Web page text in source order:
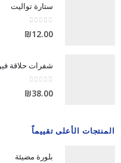
ستارة تواليت
₪12.00
شفرات حلاقة
₪38.00
المنتجات الأعلى تقييماً
بلورة مضيئة